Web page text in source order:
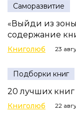
Саморазвитие
«Выйди из
содержание
Книголюб 23
Подборки книг
20 лучших
Книголюб 22